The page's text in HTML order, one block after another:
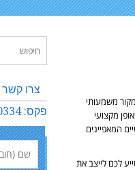
משמעותי
מקצועי
המאפיינים
לכם לייצב את
פקס: 03-6480334